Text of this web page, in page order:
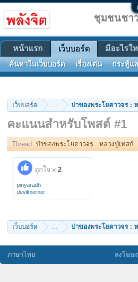
เว็บบอร์ด ... ป่าของพระโยคาวจร : ห
คะแนนสำหรับโพสต์ #1
Thread: ป่าของพระโยคาวจร : หลวงปู่เทสก์
ถูกใจ x 2
pinyaradh
devilmornor
เว็บบอร์ด ... ป่าของพระโยคาวจร : ห
ชุมชนชา
หน้าแรก เว็บบอร์ด
ค้นหาในเว็บบอร์ด เรื่องเด่น กระทู้แ
มีอะไรใ
ภาษาไทย ลงโฆษ